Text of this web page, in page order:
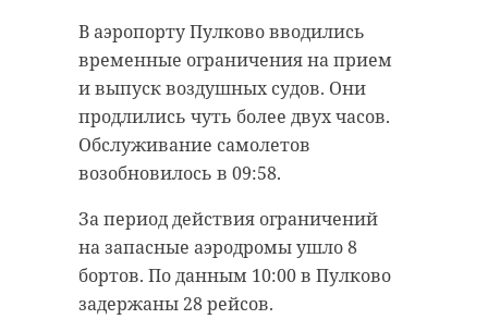
В аэропорту Пулково вводились
временные ограничения на прием
и выпуск воздушных судов. Они
продлились чуть более двух часов.
Обслуживание самолетов
возобновилось в 09:58.
За период действия ограничений
на запасные аэродромы ушло 8
бортов. По данным 10:00 в Пулково
задержаны 28 рейсов.